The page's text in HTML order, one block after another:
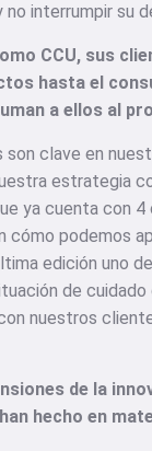
interrumpir su
CCU, sus
hasta el
a ellos al
clave en
estrategia
ya cuenta con
cómo podemos
edición uno
de
nuestros
de la
hecho en